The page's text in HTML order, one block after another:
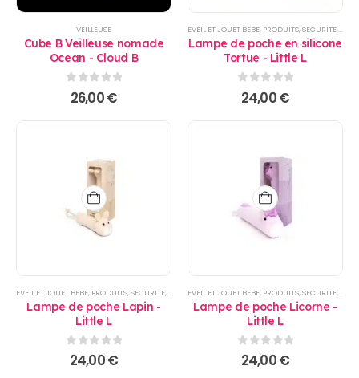
VEILLEUSE
Cube B Veilleuse nomade
Ocean - Cloud B
0sur 5
26,00€
EVEIL ET JOUET BEBE, PRODUITS,SECURITE,
Lampe de poche en silicone
Tortue - Little L
0sur 5
24,00€
EVEIL ET JOUET BEBE, PRODUITS,SECURITE,SECURITE MAISON,VEILLEUSE
Lampe de poche Lapin -
Little L
0sur 5
24,00€
EVEIL ET JOUET BEBE, PRODUITS,SECURITE,
Lampe de poche Licorne -
Little L
0sur 5
24,00€